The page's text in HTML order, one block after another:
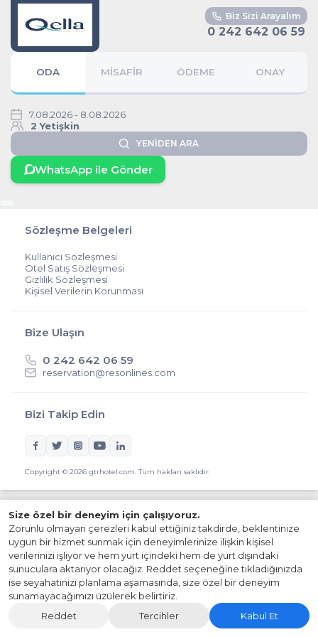
Biz Sizi Arayalım
0 242 642 06 59
ODA MİSAFİR ÖDEME ONAY
7.08.2026 - 8.08.2026
2 Yetişkin
YENİDEN ARA
WhatsApp ile Gönder
Sözleşme Belgeleri
Kullanıcı Sözleşmesi
Otel Satış Sözleşmesi
Gizlilik Sözleşmesi
Kişisel Verilerin Korunması
Bize Ulaşın
0 242 642 06 59
reservation@resonlines.com
Bizi Takip Edin
Copyright © 2026 gtrhotel.com. Tüm hakları saklıdır.
Size özel bir deneyim için çalışıyoruz.
Zorunlu olmayan çerezleri kabul ettiğiniz takdirde, beklentinize
uygun bir hizmet sunmak için deneyimlerinize ilişkin kişisel
verilerinizi işliyor ve hem yurt içindeki hem de yurt dışındaki
sunuculara aktarıyor olacağız. Reddet seçeneğine tıkladığınızda
ise seyahatinizi planlama aşamasında, size özel bir deneyim
sunamayacağımızı üzülerek belirtiriz.
Reddet
Tercihler Kabul Et